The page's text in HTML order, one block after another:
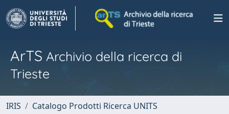
ArTS Archivio della ricerca di
Trieste
IRIS
Catalogo Prodotti Ricerca UNITS